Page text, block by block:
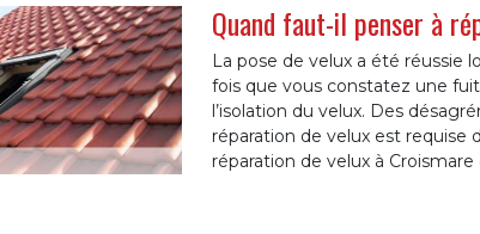
Quand faut-il penser à
La pose de velux a été réussie
fois que vous constatez une
l’isolation du velux. Des
réparation de velux est requise
réparation de velux à